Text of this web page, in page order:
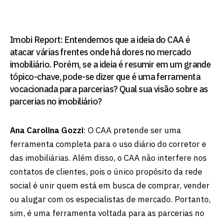
Imobi Report: Entendemos que a ideia do CAA é
atacar várias frentes onde há dores no mercado
imobiliário. Porém, se a ideia é resumir em um grande
tópico-chave, pode-se dizer que é uma ferramenta
vocacionada para parcerias? Qual sua visão sobre as
parcerias no imobiliário?
Ana Carolina Gozzi: O CAA pretende ser uma
ferramenta completa para o uso diário do corretor e
das imobiliárias. Além disso, o CAA não interfere nos
contatos de clientes, pois o único propósito da rede
social é unir quem está em busca de comprar, vender
ou alugar com os especialistas de mercado. Portanto,
sim, é uma ferramenta voltada para as parcerias no